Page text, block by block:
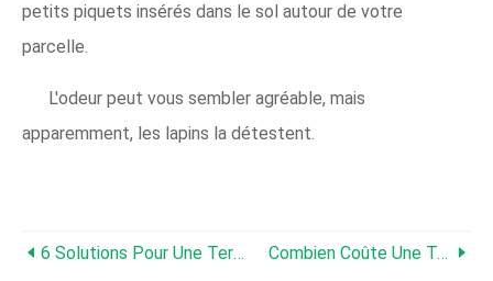
petits piquets insérés dans le sol autour de votre
parcelle.
L'odeur peut vous sembler agréable, mais
apparemment, les lapins la détestent.
6 Solutions Pour Une Terrasse Glissante :comment Empêcher Une Terrasse D'être Glissante Combien Coûte Une Terrasse ? On Vous Explique Le Prix Des Matériaux Et La Pose De Votre Terrasse